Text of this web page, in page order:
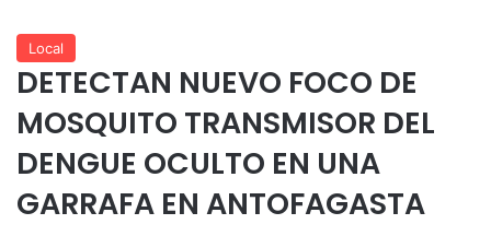
Local
DETECTAN NUEVO FOCO DE
MOSQUITO TRANSMISOR DEL
DENGUE OCULTO EN UNA
GARRAFA EN ANTOFAGASTA